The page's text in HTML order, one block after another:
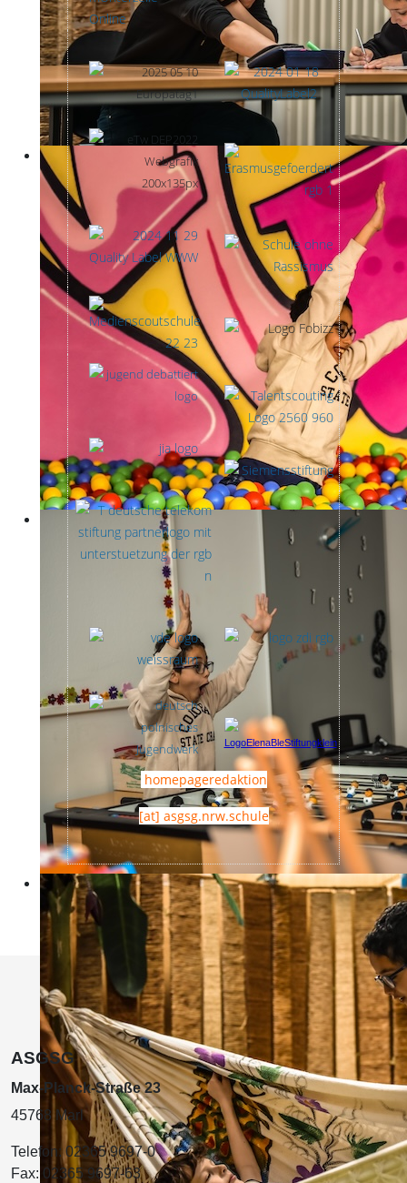
homepageredaktion
[at] asgsg.nrw.schule
ASGSG
Max-Planck-Straße 23
45768 Marl
Telefon: 02365 9697-0
Fax: 02365 9697-63